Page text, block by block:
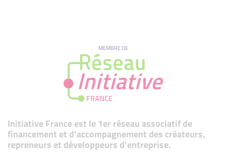
MEMBRE DE
Initiative France est le 1er réseau associatif de
financement et d’accompagnement des créateurs,
repreneurs et développeurs d’entreprise.